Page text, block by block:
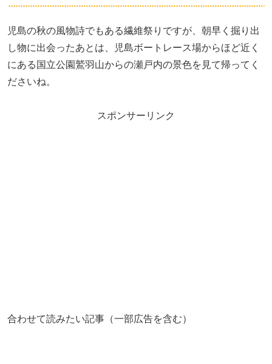
児島の秋の風物詩でもある繊維祭りですが、朝早く掘り出
し物に出会ったあとは、児島ボートレース場からほど近く
にある国立公園鷲羽山からの瀬戸内の景色を見て帰ってく
ださいね。
スポンサーリンク
合わせて読みたい記事（一部広告を含む）